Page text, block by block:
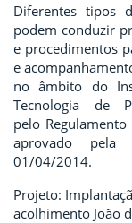
Diferentes tipos
podem conduzir
e procedimentos
e
no âmbito do
Tecnologia de
pelo
aprovado pela
01/04/2014.
Projeto:
acolhimento João